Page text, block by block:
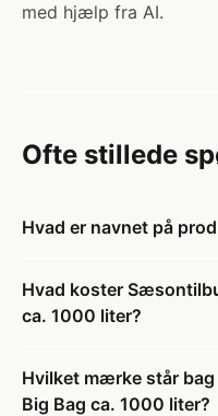
med hjælp fra AI.
Ofte stillede
Hvad er navnet på
Hvad koster
ca. 1000 liter?
Hvilket mærke står
Big Bag ca. 1000 liter?